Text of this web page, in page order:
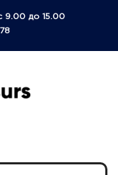
9.00 до 15.00